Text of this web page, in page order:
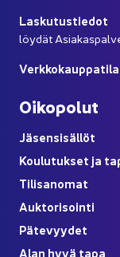
Las­ku­tus­tie­dot
löy­dät
Oi­ko­po­lut
Jä­sen­si­säl­löt
Kou­lu­tuk­set ja
Ti­li­sa­no­mat
Auk­to­ri­soin­ti
Pä­te­vyy­det
Alan hyvä tapa